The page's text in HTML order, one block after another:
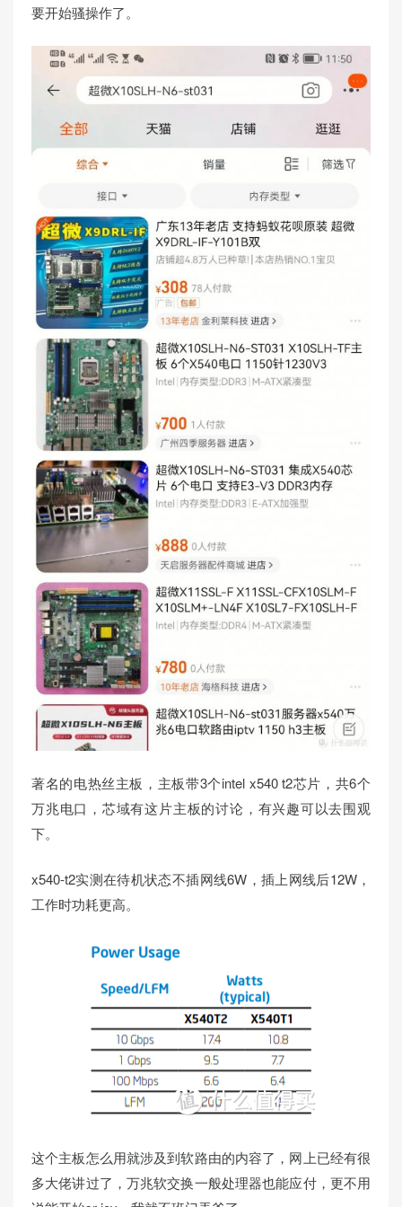
要开始骚操作了。
著名的电热丝主板，主板带3个intel x540 t2芯片，共6个
万兆电口，芯域有这片主板的讨论，有兴趣可以去围观
下。
x540-t2实测在待机状态不插网线6W，插上网线后12W，
工作时功耗更高。
这个主板怎么用就涉及到软路由的内容了，网上已经有很
多大佬讲过了，万兆软交换一般处理器也能应付，更不用